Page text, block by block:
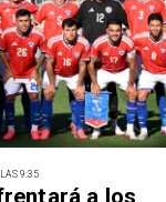
LAS 9:35
a los